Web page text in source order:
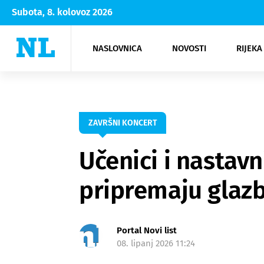
Subota, 8. kolovoz 2026
NASLOVNICA NOVOSTI
Rijeka Opatija
NK
Moda
Kultura
ZAVRŠNI KONCERT
Učenici i
pripremaju
Portal Novi list
08. lipanj 2026 11:24